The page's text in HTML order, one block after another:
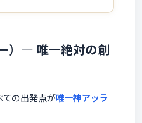
）― 唯一絶対の創
ての出発点が唯一神アッラ